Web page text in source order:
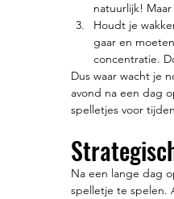
natuurlijk!
Houdt je
gaar en
concentratie.
Dus waar wacht je
avond na een dag
spelletjes voor
Na een lange dag
spelletje te spelen.